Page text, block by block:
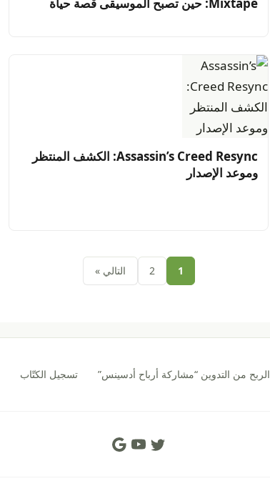
Mixtape: حين تصبح الموسيقى قصة حياة
Assassin’s Creed Resync: الكشف المنتظر
وموعد الإصدار
صفحات: 1
2 التالي »
الربح من التدوين “مشاركة أرباح أدسينس” تسجيل الكتّاب
Social Links